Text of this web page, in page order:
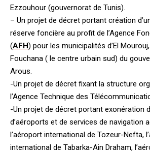
Ezzouhour (gouvernorat de Tunis).
– Un projet de décret portant création
réserve foncière au profit de l’Agence
(AFH) pour les municipalités d’El
Fouchana ( le centre urbain sud) du
Arous.
-Un projet de décret fixant la structure
l’Agence Technique des
-Un projet de décret portant exonération
d’aéroports et de services de navigation
l’aéroport international de Tozeur-Nefta,
international de Tabarka-Ain Draham,